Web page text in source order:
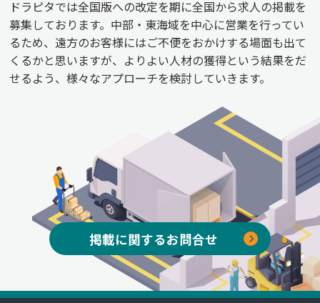
ドラピタでは全国版への改定を期に全国から求人の掲載を
募集しております。中部・東海域を中心に営業を行ってい
るため、遠方のお客様にはご不便をおかけする場面も出て
くるかと思いますが、よりよい人材の獲得という結果をだ
せるよう、様々なアプローチを検討していきます。
掲載に関するお問合せ